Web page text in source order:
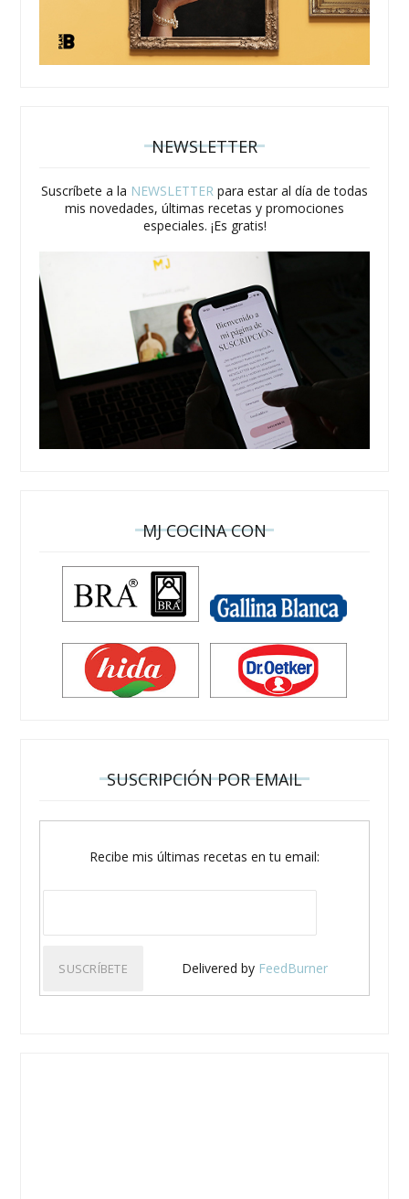
NEWSLETTER
Suscríbete a la NEWSLETTER para estar al día de todas
mis novedades, últimas recetas y promociones
especiales. ¡Es gratis!
MJ COCINA CON
SUSCRIPCIÓN POR EMAIL
Recibe mis últimas recetas en tu email:
Delivered by FeedBurner